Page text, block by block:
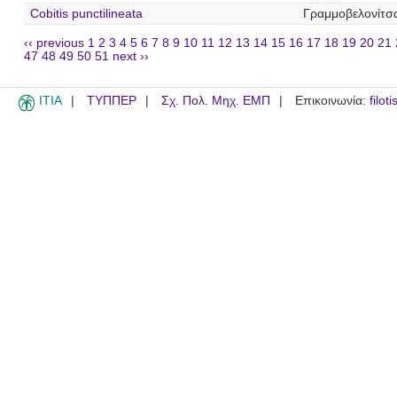
Cobitis punctilineata
‹‹ previous 1 2 3 4 5 6 7 8 9 10 11 12 13 14 15 16 17 18 19 20 21
47 48 49 50 51 next ››
ITIA ΤΥΠΠΕΡ Σχ. Πολ. Μηχ. ΕΜΠ Επικοινωνία: